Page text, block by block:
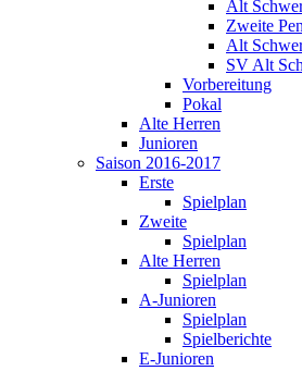
Alt
Zweite
Alt
SV Alt
Vorbereitung
Pokal
Alte Herren
Junioren
Saison 2016-2017
Erste
Spielplan
Zweite
Spielplan
Alte Herren
Spielplan
A-Junioren
Spielplan
Spielberichte
E-Junioren